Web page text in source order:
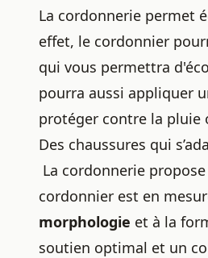
La cordonnerie permet
effet, le cordonnier
qui vous permettra
pourra aussi appliquer
protéger contre la pluie
Des chaussures qui
La cordonnerie
cordonnier est en
morphologie et à la
soutien optimal et un